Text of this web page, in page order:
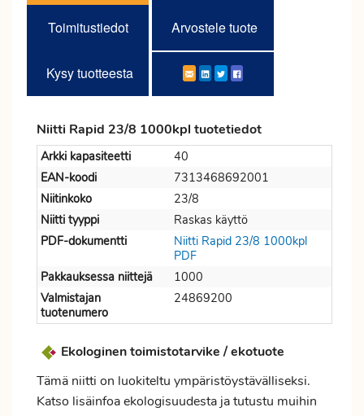
Toimitustiedot Arvostele tuote
Kysy tuotteesta
Niitti Rapid 23/8 1000kpl tuotetiedot
Arkki kapasiteetti
40
EAN-koodi
7313468692001
Niitinkoko
23/8
Niitti tyyppi
Raskas käyttö
PDF-dokumentti
Niitti Rapid 23/8 1000kpl
PDF
Pakkauksessa niittejä
1000
Valmistajan
tuotenumero
24869200
Ekologinen toimistotarvike / ekotuote
Tämä niitti on luokiteltu ympäristöystävälliseksi.
Katso lisäinfoa ekologisuudesta ja tutustu muihin